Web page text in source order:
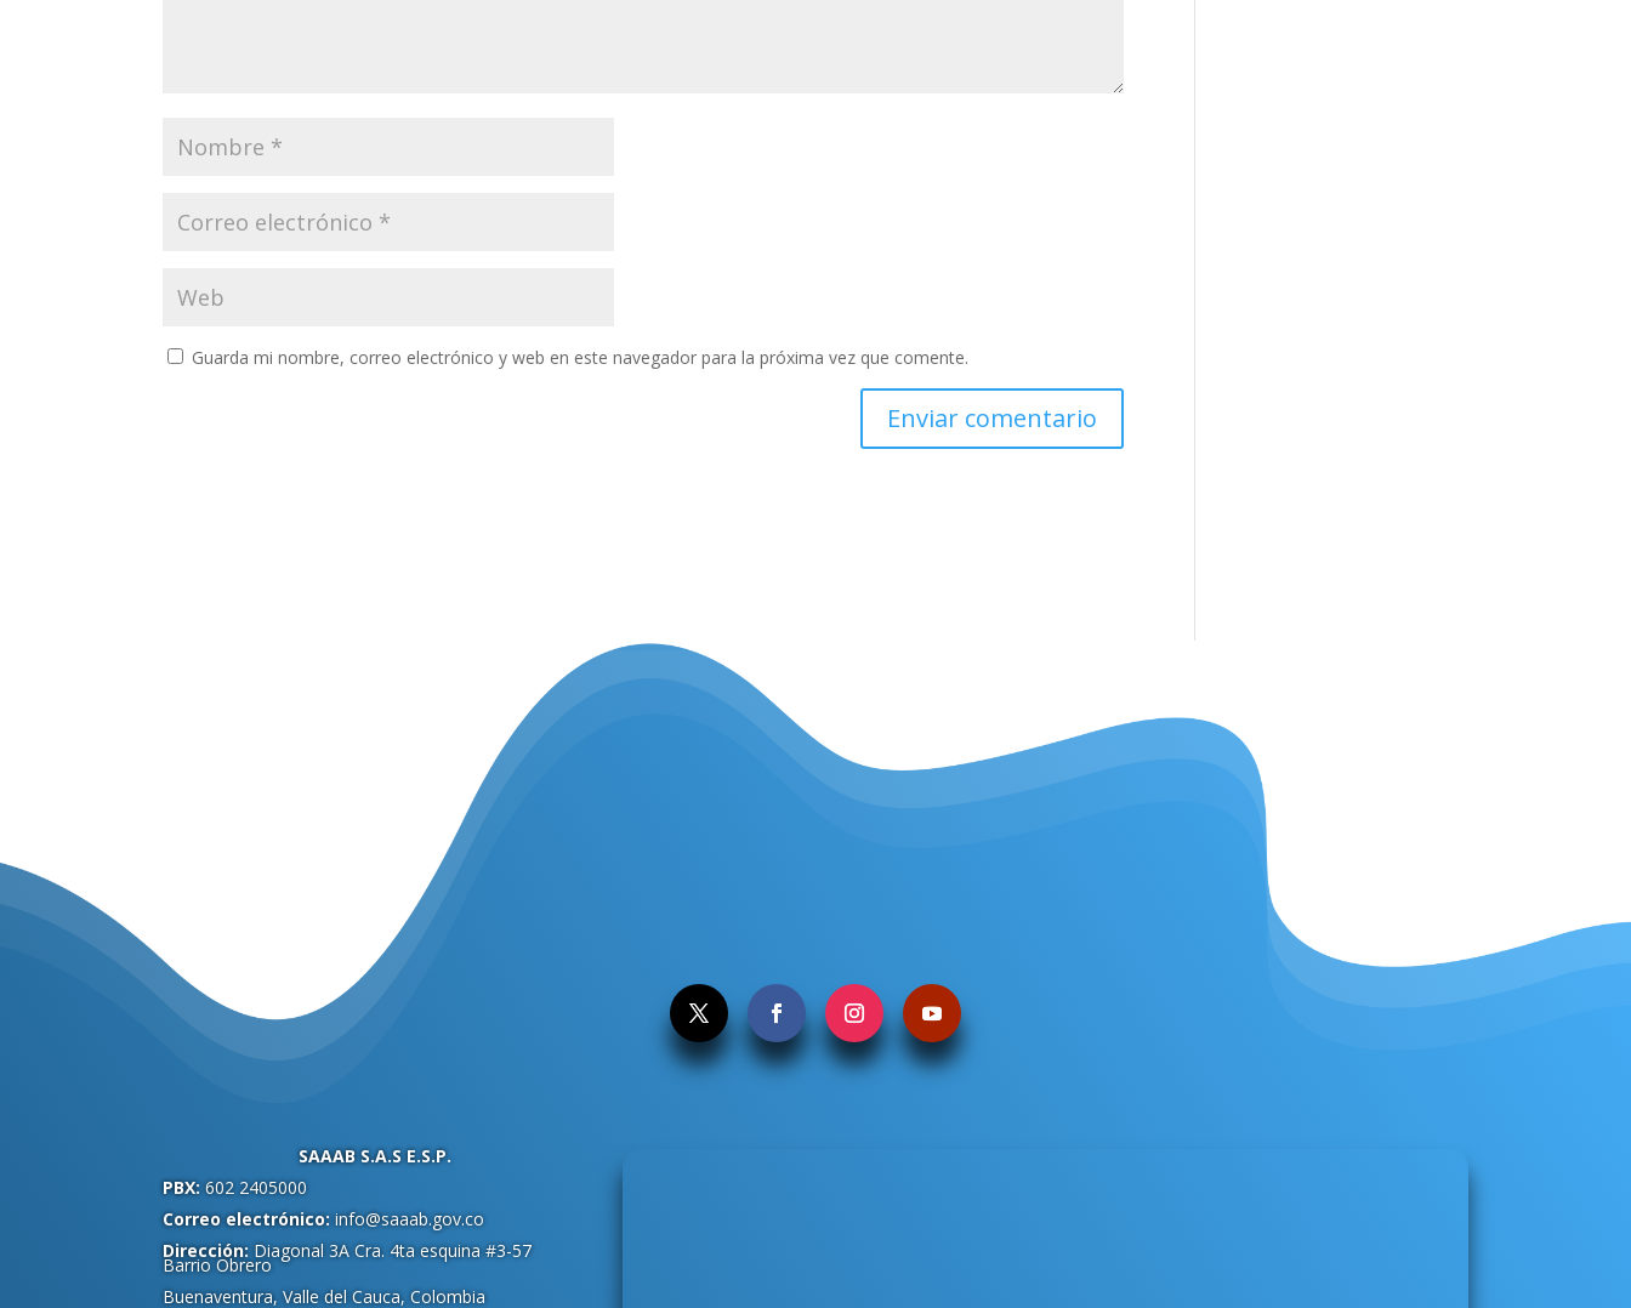
Guarda mi nombre, correo electrónico y web en este navegador para la próxima vez que comente.
SAAAB S.A.S E.S.P.
PBX: 602 2405000
Correo electrónico: info@saaab.gov.co
Dirección: Diagonal 3A Cra. 4ta esquina #3-57
Barrio Obrero
Buenaventura, Valle del Cauca, Colombia